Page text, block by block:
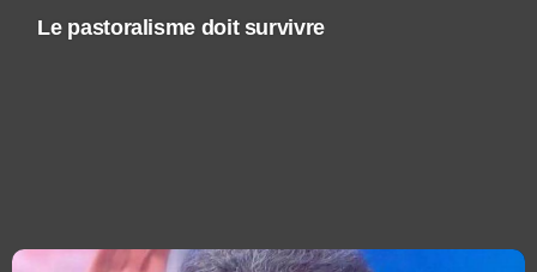
Le pastoralisme doit survivre